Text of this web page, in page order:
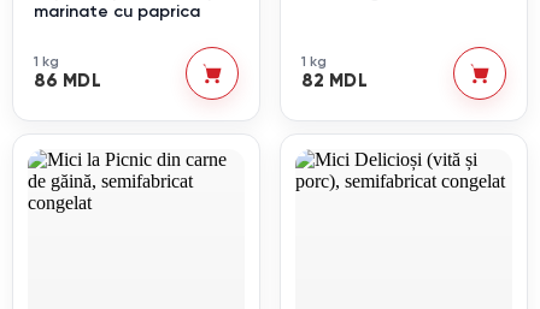
marinate cu paprica
1 kg
86 MDL
1 kg
82 MDL